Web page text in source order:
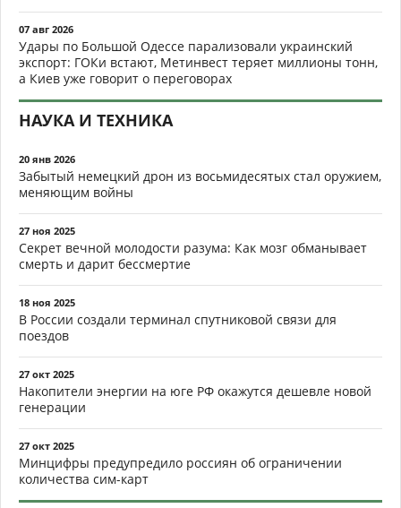
07 авг 2026
Удары по Большой Одессе парализовали украинский
экспорт: ГОКи встают, Метинвест теряет миллионы тонн,
а Киев уже говорит о переговорах
НАУКА И ТЕХНИКА
20 янв 2026
Забытый немецкий дрон из восьмидесятых стал оружием,
меняющим войны
27 ноя 2025
Секрет вечной молодости разума: Как мозг обманывает
смерть и дарит бессмертие
18 ноя 2025
В России создали терминал спутниковой связи для
поездов
27 окт 2025
Накопители энергии на юге РФ окажутся дешевле новой
генерации
27 окт 2025
Минцифры предупредило россиян об ограничении
количества сим-карт